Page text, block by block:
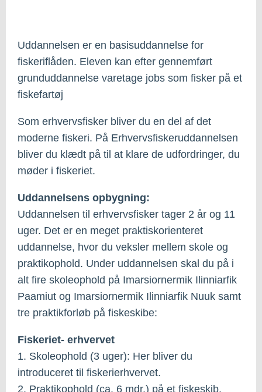
Uddannelsen er en basisuddannelse for
fiskeriflåden. Eleven kan efter gennemført
grunduddannelse varetage jobs som fisker på et
fiskefartøj
Som erhvervsfisker bliver du en del af det
moderne fiskeri. På Erhvervsfiskeruddannelsen
bliver du klædt på til at klare de udfordringer, du
møder i fiskeriet.
Uddannelsens opbygning:
Uddannelsen til erhvervsfisker tager 2 år og 11
uger. Det er en meget praktiskorienteret
uddannelse, hvor du veksler mellem skole og
praktikophold. Under uddannelsen skal du på i
alt fire skoleophold på Imarsiornermik Ilinniarfik
Paamiut og Imarsiornermik Ilinniarfik Nuuk samt
tre praktikforløb på fiskeskibe:
Fiskeriet- erhvervet
1. Skoleophold (3 uger): Her bliver du
introduceret til fiskerierhvervet.
2. Praktikophold (ca. 6 mdr.) på et fiskeskib.